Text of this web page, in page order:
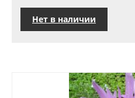
Нет в наличии